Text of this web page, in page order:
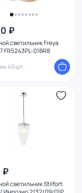
₽
светильник Freya
FR5243PL-01BR8
49 шт.
₽
светильник Stilfort